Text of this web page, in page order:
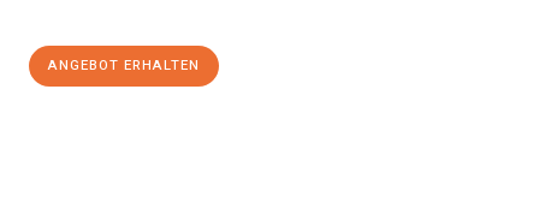
ANGEBOT ERHALTEN